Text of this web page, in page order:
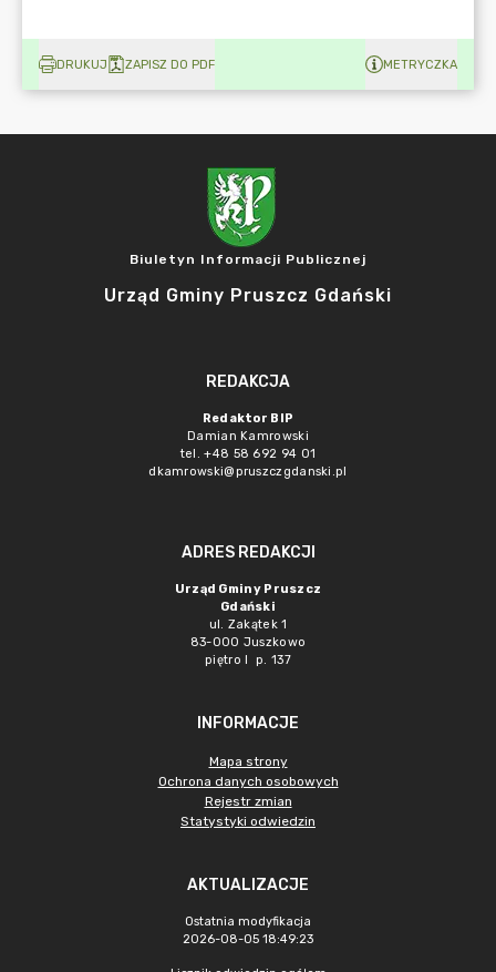
DRUKUJ ZAPISZ DO PDF METRYCZKA
Biuletyn Informacji Publicznej
Urząd Gminy Pruszcz Gdański
REDAKCJA
Redaktor BIP
Damian Kamrowski
tel. +48 58 692 94 01
dkamrowski@pruszczgdanski.pl
ADRES REDAKCJI
Urząd Gminy Pruszcz
Gdański
ul. Zakątek 1
83-000 Juszkowo
piętro I p. 137
INFORMACJE
Mapa strony
Ochrona danych osobowych
Rejestr zmian
Statystyki odwiedzin
AKTUALIZACJE
Ostatnia modyfikacja
2026-08-05 18:49:23